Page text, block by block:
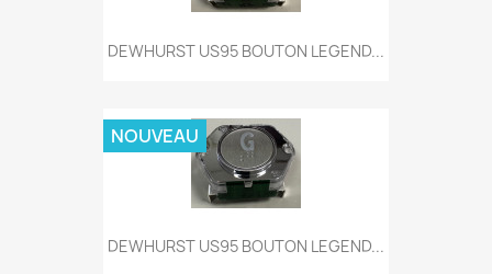
DEWHURST US95 BOUTON LEGEND...
DEWHURST US95 BOUTON LEGEND...
NOUVEAU